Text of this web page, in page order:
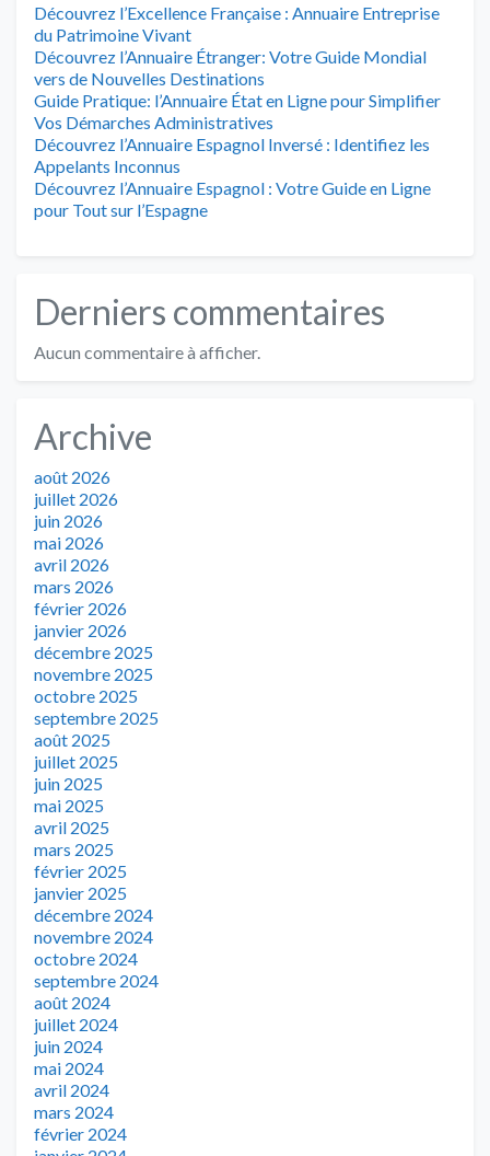
Découvrez l’Excellence Française : Annuaire Entreprise
du Patrimoine Vivant
Découvrez l’Annuaire Étranger: Votre Guide Mondial
vers de Nouvelles Destinations
Guide Pratique: l’Annuaire État en Ligne pour Simplifier
Vos Démarches Administratives
Découvrez l’Annuaire Espagnol Inversé : Identifiez les
Appelants Inconnus
Découvrez l’Annuaire Espagnol : Votre Guide en Ligne
pour Tout sur l’Espagne
Derniers commentaires
Aucun commentaire à afficher.
Archive
août 2026
juillet 2026
juin 2026
mai 2026
avril 2026
mars 2026
février 2026
janvier 2026
décembre 2025
novembre 2025
octobre 2025
septembre 2025
août 2025
juillet 2025
juin 2025
mai 2025
avril 2025
mars 2025
février 2025
janvier 2025
décembre 2024
novembre 2024
octobre 2024
septembre 2024
août 2024
juillet 2024
juin 2024
mai 2024
avril 2024
mars 2024
février 2024